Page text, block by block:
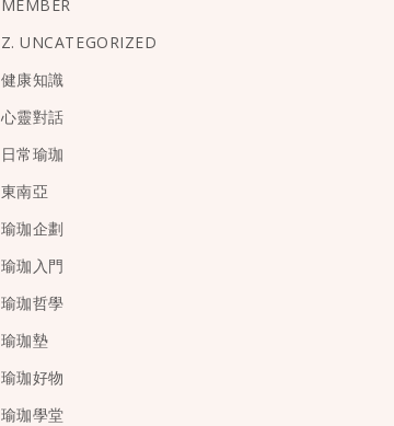
MEMBER
Z. UNCATEGORIZED
健康知識
心靈對話
日常瑜珈
東南亞
瑜珈企劃
瑜珈入門
瑜珈哲學
瑜珈墊
瑜珈好物
瑜珈學堂